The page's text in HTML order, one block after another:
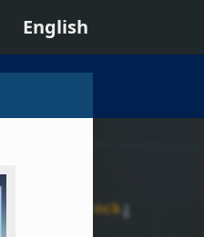
English